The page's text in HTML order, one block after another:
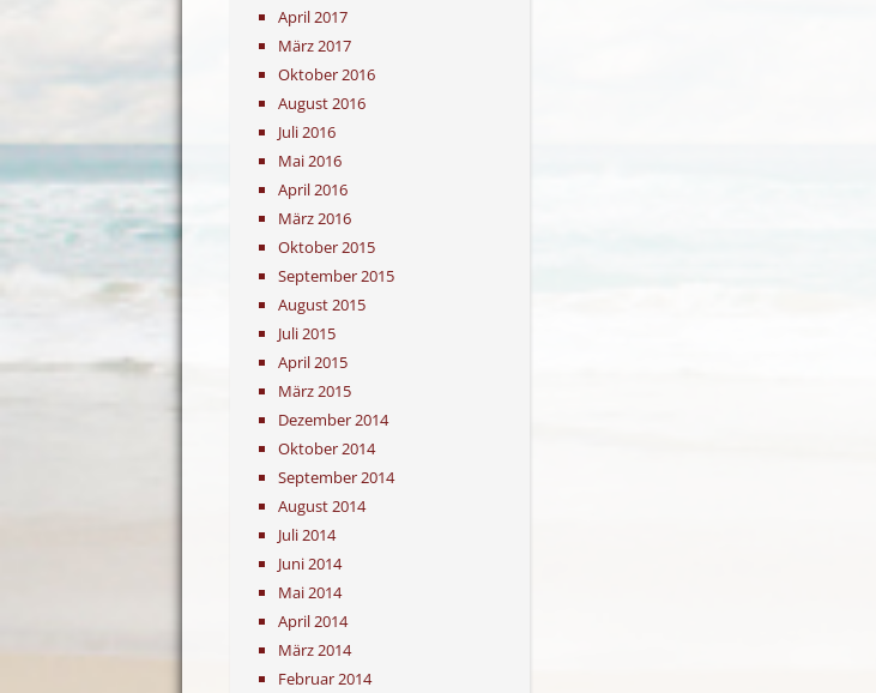
April 2017
März 2017
Oktober 2016
August 2016
Juli 2016
Mai 2016
April 2016
März 2016
Oktober 2015
September 2015
August 2015
Juli 2015
April 2015
März 2015
Dezember 2014
Oktober 2014
September 2014
August 2014
Juli 2014
Juni 2014
Mai 2014
April 2014
März 2014
Februar 2014